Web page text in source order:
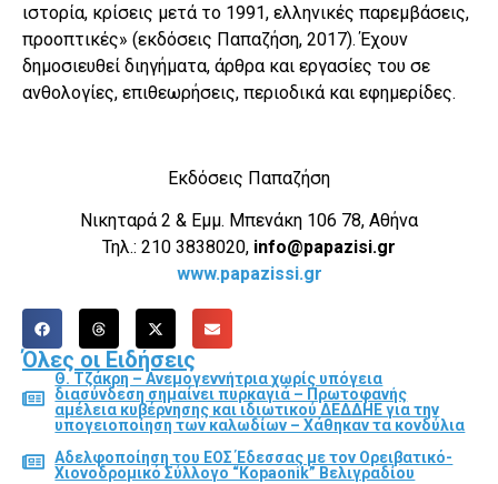
ιστορία, κρίσεις μετά το 1991, ελληνικές παρεμβάσεις,
προοπτικές» (εκδόσεις Παπαζήση, 2017). Έχουν
δημοσιευθεί διηγήματα, άρθρα και εργασίες του σε
ανθολογίες, επιθεωρήσεις, περιοδικά και εφημερίδες.
Εκδόσεις Παπαζήση
Νικηταρά 2 & Εμμ. Μπενάκη 106 78, Αθήνα
Τηλ.: 210 3838020, info@papazisi.gr
www.papazissi.gr
Όλες οι Ειδήσεις
Θ. Τζάκρη – Ανεμογεννήτρια χωρίς υπόγεια
διασύνδεση σημαίνει πυρκαγιά – Πρωτοφανής
αμέλεια κυβέρνησης και ιδιωτικού ΔΕΔΔΗΕ για την
υπογειοποίηση των καλωδίων – Χάθηκαν τα κονδύλια
Αδελφοποίηση του ΕΟΣ Έδεσσας με τον Ορειβατικό-
Χιονοδρομικό Σύλλογο “Kopaonik” Βελιγραδίου